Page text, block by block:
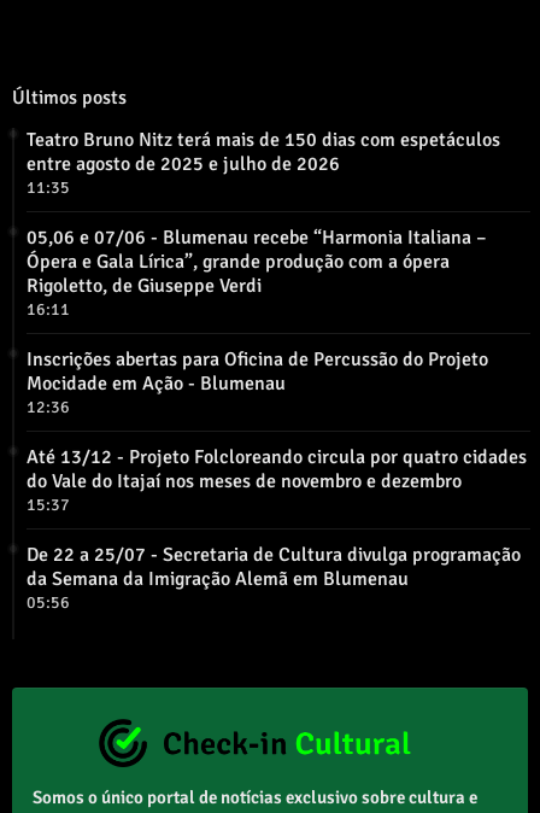
Últimos posts
Teatro Bruno Nitz terá mais de 150 dias com espetáculos
entre agosto de 2025 e julho de 2026
11:35
05,06 e 07/06 - Blumenau recebe “Harmonia Italiana –
Ópera e Gala Lírica”, grande produção com a ópera
Rigoletto, de Giuseppe Verdi
16:11
Inscrições abertas para Oficina de Percussão do Projeto
Mocidade em Ação - Blumenau
12:36
Até 13/12 - Projeto Folcloreando circula por quatro cidades
do Vale do Itajaí nos meses de novembro e dezembro
15:37
De 22 a 25/07 - Secretaria de Cultura divulga programação
da Semana da Imigração Alemã em Blumenau
05:56
Somos o único portal de notícias exclusivo sobre cultura e